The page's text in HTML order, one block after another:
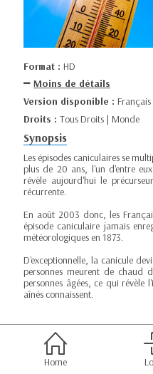
Format : HD
Moins de détails
Version disponible : Français
Droits : Tous Droits | Monde
Synopsis
Les épisodes caniculaires se
plus de 20 ans, l'un d'entre
révèle aujourd'hui le
récurrente.
En août 2003 donc, les
épisode caniculaire jamais
météorologiques en 1873.
D'exceptionnelle, la canicule
personnes meurent de chaud
personnes âgées, ce qui révèle
aînés connaissent.
Home